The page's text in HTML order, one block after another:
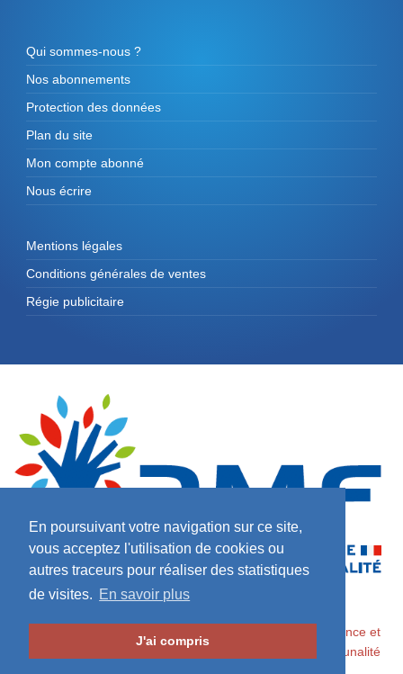
En poursuivant votre navigation sur ce site,
vous acceptez l'utilisation de cookies ou
autres traceurs pour réaliser des statistiques
de visites. En savoir plus
J'ai compris
Qui sommes-nous ?
Nos abonnements
Protection des données
Plan du site
Mon compte abonné
Nous écrire
Mentions légales
Conditions générales de ventes
Régie publicitaire
Maires de France / Association des Maires de France et
des Présidents d'Intercommunalité